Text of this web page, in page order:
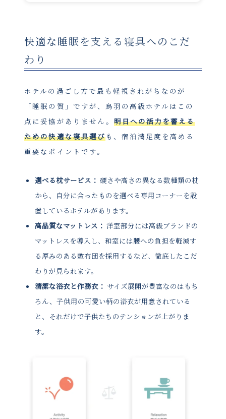
快適な睡眠を支える寝具へのこだ
わり
ホテルの過ごし方で最も軽視されがちなのが
「睡眠の質」ですが、鳥羽の高級ホテルはこの
点に妥協がありません。 明日への活力を蓄える
ための快適な寝具選びも、宿泊満足度を高める
重要なポイントです。
選べる枕サービス： 硬さや高さの異なる数種類の枕
から、自分に合ったものを選べる専用コーナーを設
置しているホテルがあります。
高品質なマットレス： 洋室部分には高級ブランドの
マットレスを導入し、和室には腰への負担を軽減す
る厚みのある敷布団を採用するなど、徹底したこだ
わりが見られます。
清潔な浴衣と作務衣： サイズ展開が豊富なのはもち
ろん、子供用の可愛い柄の浴衣が用意されている
と、それだけで子供たちのテンションが上がりま
す。